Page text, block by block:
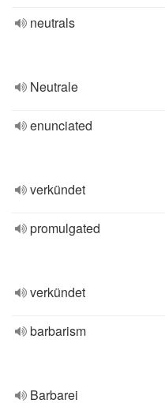
neutrals
Neutrale
enunciated
verkündet
promulgated
verkündet
barbarism
Barbarei